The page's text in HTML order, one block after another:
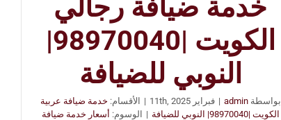
خدمة ضيافة رجالي
الكويت |98970040|
النوبي للضيافة
بواسطةadmin
| فبراير 11th, 2025 | الأقسام: خدمة ضيافة عربية
الكويت |98970040| النوبي للضيافة
| الوسوم: أسعار خدمة ضيافة